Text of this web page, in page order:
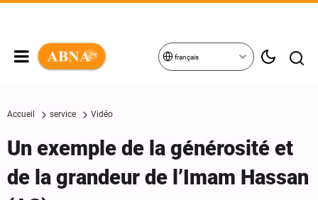
français
Accueil service Vidéo
Un exemple de la générosité et
de la grandeur de l’Imam Hassan